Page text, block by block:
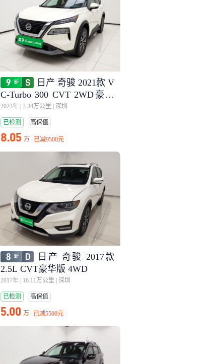
日产 奇骏 2021款 V
C-Turbo 300 CVT 2WD豪华
版
2023年 3.34万公里 深圳
已检测 高保值
8.05 万 已减9500元
日产 奇骏 2017款
2.5L CVT豪华版 4WD
2017年 16.11万公里 深圳
已检测 高保值
5.00 万 已减5500元